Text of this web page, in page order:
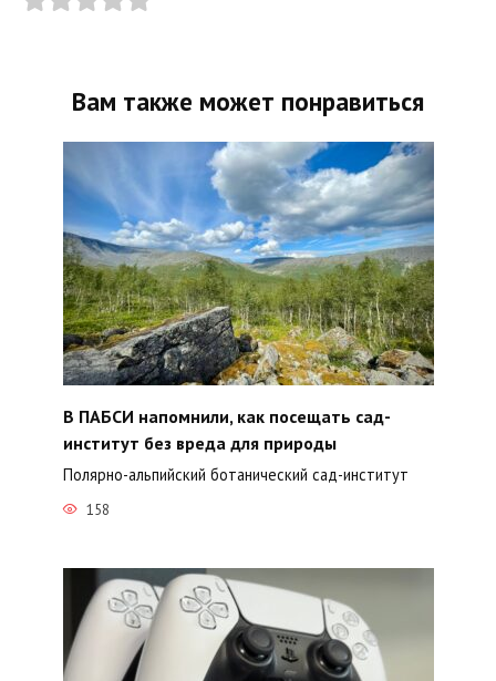
Вам также может понравиться
В ПАБСИ напомнили, как посещать сад-
институт без вреда для природы
Полярно-альпийский ботанический сад-институт
158